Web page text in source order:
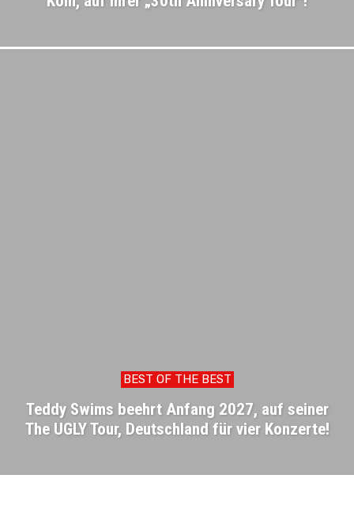
BEST OF THE BEST
Teddy Swims beehrt Anfang 2027, auf seiner
The UGLY Tour, Deutschland für vier Konzerte!